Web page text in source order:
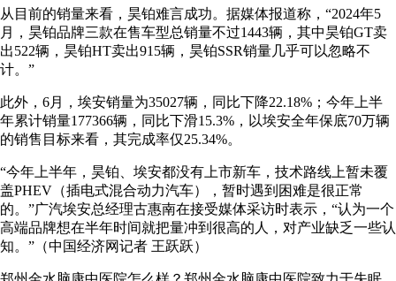
从目前的销量来看，昊铂难言成功。据媒体报道称，“2024年5
月，昊铂品牌三款在售车型总销量不过1443辆，其中昊铂GT卖
出522辆，昊铂HT卖出915辆，昊铂SSR销量几乎可以忽略不
计。”
此外，6月，埃安销量为35027辆，同比下降22.18%；今年上半
年累计销量177366辆，同比下滑15.3%，以埃安全年保底70万辆
的销售目标来看，其完成率仅25.34%。
“今年上半年，昊铂、埃安都没有上市新车，技术路线上暂未覆
盖PHEV（插电式混合动力汽车），暂时遇到困难是很正常
的。”广汽埃安总经理古惠南在接受媒体采访时表示，“认为一个
高端品牌想在半年时间就把量冲到很高的人，对产业缺乏一些认
知。”（中国经济网记者 王跃跃）